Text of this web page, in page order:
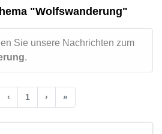
"Wolfswanderung"
Sie unsere Nachrichten zum
.
‹ 1 › »